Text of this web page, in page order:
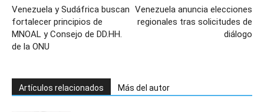
Venezuela y Sudáfrica buscan
fortalecer principios de
MNOAL y Consejo de DD.HH.
de la ONU
Venezuela anuncia elecciones
regionales tras solicitudes de
diálogo
Artículos relacionados Más del autor